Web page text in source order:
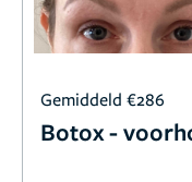
Gemiddeld €286
Botox -